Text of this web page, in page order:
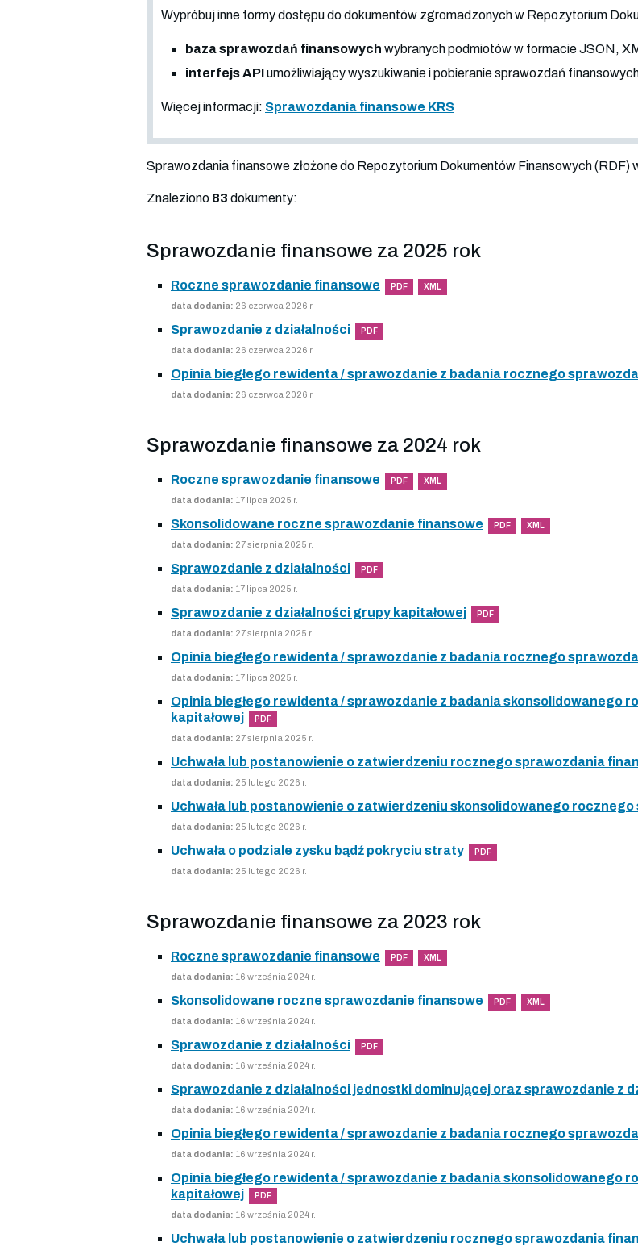
Wypróbuj inne formy dostępu do dokumentów zgromadzonych w Repozytorium
baza sprawozdań finansowych wybranych podmiotów w formacie JSON,
interfejs APIumożliwiający wyszukiwanie i pobieranie sprawozdań
Więcej informacji: Sprawozdania finansowe KRS
Sprawozdania finansowe złożone do Repozytorium Dokumentów Finansowych
Znaleziono 83 dokumenty:
Sprawozdanie finansowe za 2025 rok
Roczne sprawozdanie finansowe PDF XML
data dodania: 26 czerwca 2026 r.
Sprawozdanie z działalności PDF
data dodania: 26 czerwca 2026 r.
Opinia biegłego rewidenta / sprawozdanie z badania rocznego
data dodania: 26 czerwca 2026 r.
Sprawozdanie finansowe za 2024 rok
Roczne sprawozdanie finansowe PDF XML
data dodania: 17 lipca 2025 r.
Skonsolidowane roczne sprawozdanie finansowe PDF XML
data dodania: 27 sierpnia 2025 r.
Sprawozdanie z działalności PDF
data dodania: 17 lipca 2025 r.
Sprawozdanie z działalności grupy kapitałowej PDF
data dodania: 27 sierpnia 2025 r.
Opinia biegłego rewidenta / sprawozdanie z badania rocznego
data dodania: 17 lipca 2025 r.
Opinia biegłego rewidenta / sprawozdanie z badania skonsolidowanego
kapitałowej
PDF
data dodania: 27 sierpnia 2025 r.
Uchwała lub postanowienie o zatwierdzeniu rocznego sprawozdania
data dodania: 25 lutego 2026 r.
Uchwała lub postanowienie o zatwierdzeniu skonsolidowanego
data dodania: 25 lutego 2026 r.
Uchwała o podziale zysku bądź pokryciu straty PDF
data dodania: 25 lutego 2026 r.
Sprawozdanie finansowe za 2023 rok
Roczne sprawozdanie finansowe PDF XML
data dodania: 16 września 2024 r.
Skonsolidowane roczne sprawozdanie finansowe PDF XML
data dodania: 16 września 2024 r.
Sprawozdanie z działalności PDF
data dodania: 16 września 2024 r.
Sprawozdanie z działalności jednostki dominującej oraz sprawozdanie z
data dodania: 16 września 2024 r.
Opinia biegłego rewidenta / sprawozdanie z badania rocznego
data dodania: 16 września 2024 r.
Opinia biegłego rewidenta / sprawozdanie z badania skonsolidowanego
kapitałowej
PDF
data dodania: 16 września 2024 r.
Uchwała lub postanowienie o zatwierdzeniu rocznego sprawozdania